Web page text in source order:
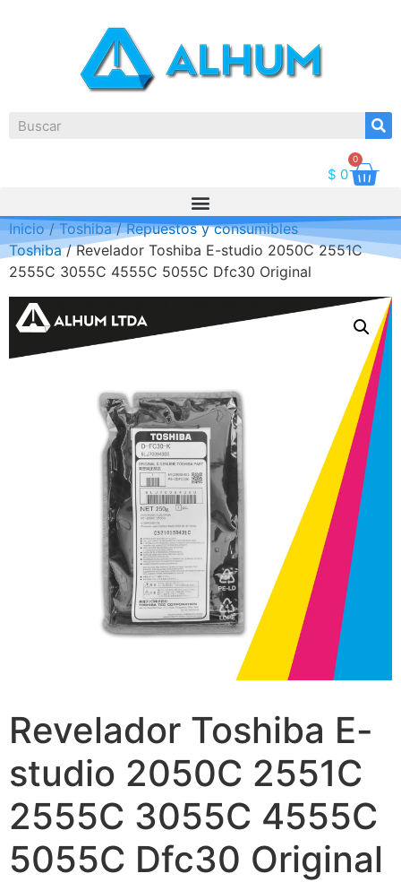
$ 0
0
Inicio/Toshiba/Repuestos y consumibles
Toshiba/ Revelador Toshiba E-studio 2050C 2551C
2555C 3055C 4555C 5055C Dfc30 Original
Revelador Toshiba E-
studio 2050C 2551C
2555C 3055C 4555C
5055C Dfc30 Original